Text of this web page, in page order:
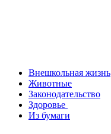
Внешкольная жизнь
Животные
Законодательство
Здоровье
Из бумаги